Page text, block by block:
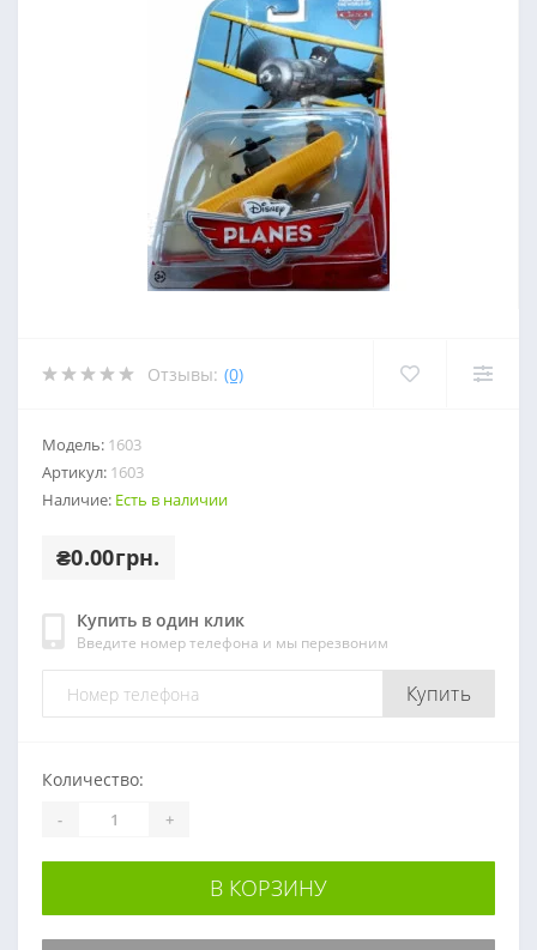
Отзывы: (0)
Модель: 1603
Артикул: 1603
Наличие: Есть в наличии
₴0.00грн.
Купить в один клик
Введите номер телефона и мы перезвоним
Купить
Количество:
- +
В КОРЗИНУ